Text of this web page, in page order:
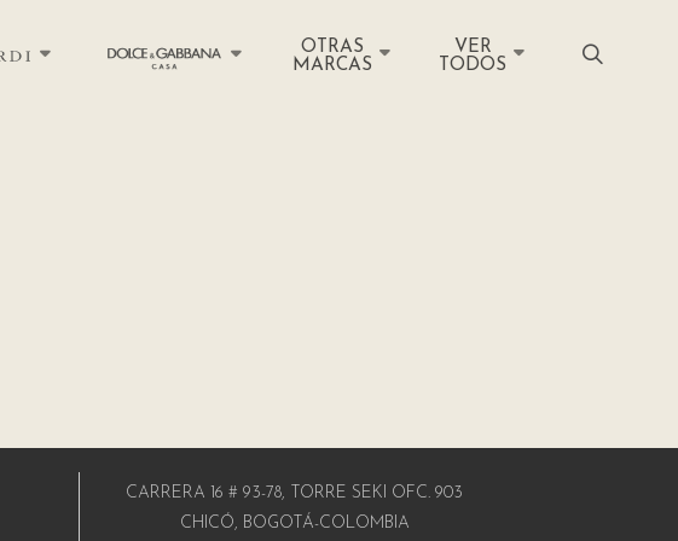
OTRAS
MARCAS
VER
TODOS
CARRERA 16 # 93-78, TORRE SEKI OFC. 903
CHICÓ, BOGOTÁ-COLOMBIA